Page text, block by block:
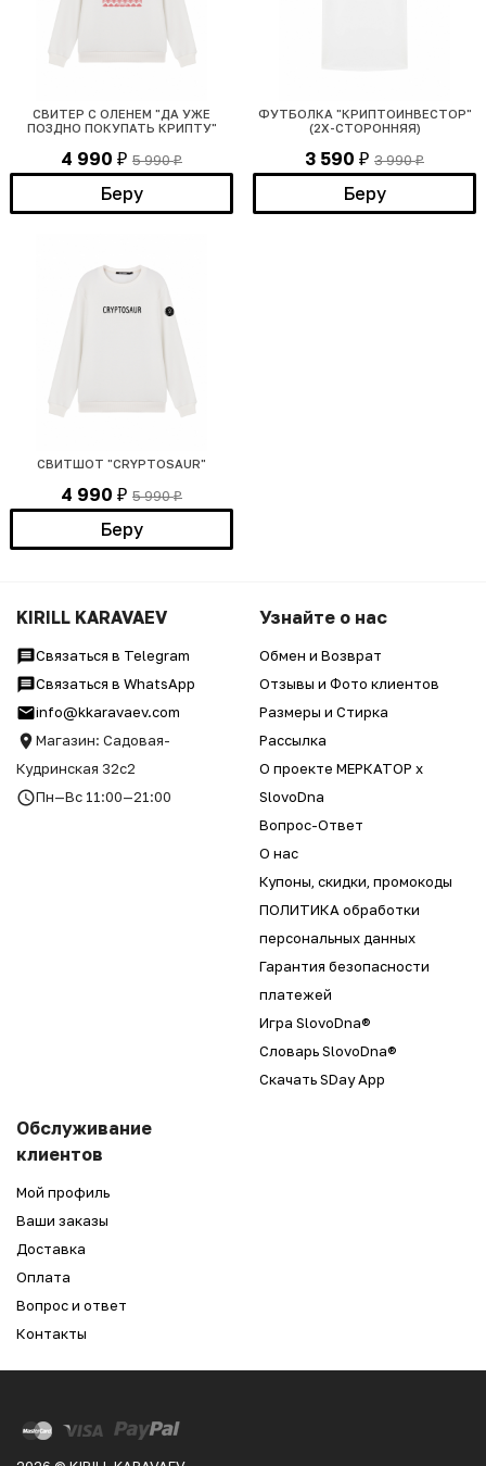
СВИТЕР С ОЛЕНЕМ "ДА УЖЕ
ПОЗДНО ПОКУПАТЬ КРИПТУ"
4 990 ₽ 5 990₽
Беру
ФУТБОЛКА "КРИПТОИНВЕСТОР"
(2Х-СТОРОННЯЯ)
3 590 ₽ 3 990₽
Беру
СВИТШОТ "CRYPTOSAUR"
4 990 ₽ 5 990₽
Беру
KIRILL KARAVAEV
Связаться в Telegram
Связаться в WhatsApp
info@kkaravaev.com
Магазин: Садовая-
Кудринская 32с2
Пн—Вс 11:00—21:00
Узнайте о нас
Обмен и Возврат
Отзывы и Фото клиентов
Размеры и Стирка
Рассылка
О проекте МЕРКАТОР x
SlovoDna
Вопрос-Ответ
О нас
Купоны, скидки, промокоды
ПОЛИТИКА обработки
персональных данных
Гарантия безопасности
платежей
Игра SlovoDna®
Словарь SlovoDna®
Скачать SDay App
Обслуживание
клиентов
Мой профиль
Ваши заказы
Доставка
Оплата
Вопрос и ответ
Контакты